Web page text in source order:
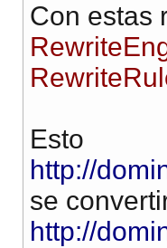
Con estas
Esto
http://
se
http://